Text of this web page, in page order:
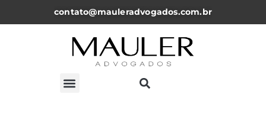
contato@mauleradvogados.com.br